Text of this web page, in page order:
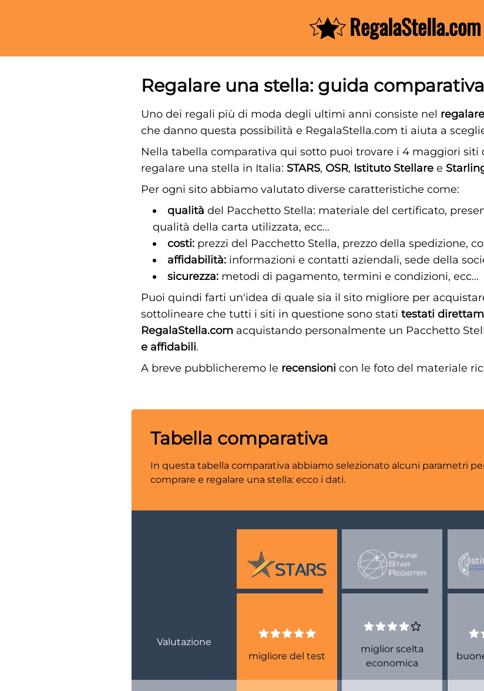
RegalaStella.com
Regalare una stella: guida
Uno dei regali più di moda degli ultimi anni consiste nel
che danno questa possibilità e RegalaStella.com ti aiuta a
Nella tabella comparativa qui sotto puoi trovare i 4 maggiori siti
regalare una stella in Italia: STARS, OSR, Istituto Stellare e
Per ogni sito abbiamo valutato diverse caratteristiche come:
qualità del Pacchetto Stella: materiale del certificato,
qualità della carta utilizzata, ecc...
costi: prezzi del Pacchetto Stella, prezzo della spedizione,
affidabilità: informazioni e contatti aziendali, sede della
sicurezza: metodi di pagamento, termini e condizioni, ecc...
Puoi quindi farti un'idea di quale sia il sito migliore per
sottolineare che tutti i siti in questione sono stati testati
RegalaStella.com acquistando personalmente un Pacchetto
e affidabili.
A breve pubblicheremo le recensioni con le foto del materiale
Tabella comparativa
In questa tabella comparativa abbiamo selezionato alcuni parametri
comprare e regalare una stella: ecco i dati.
Valutazione
migliore del test
miglior scelta
economica